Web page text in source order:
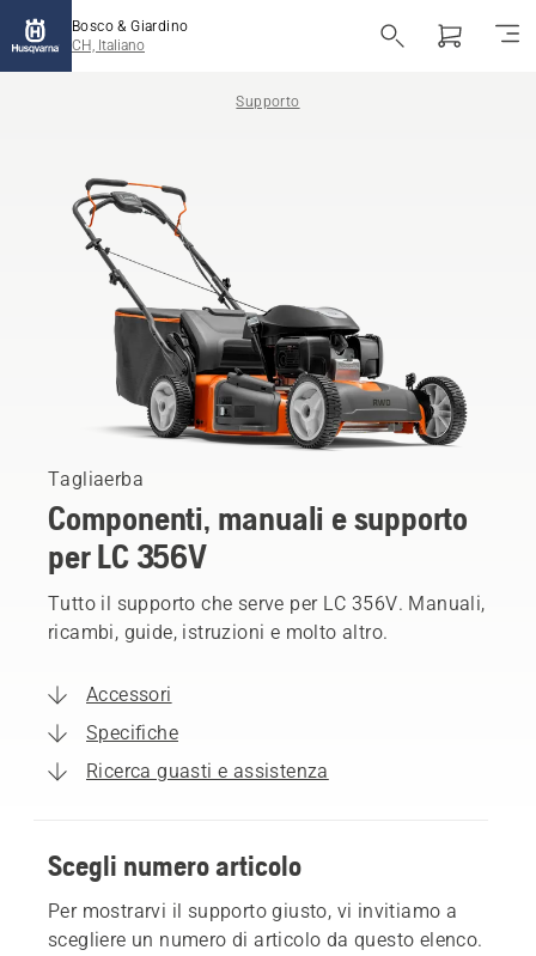
Bosco & Giardino
CH, Italiano
Supporto
Tagliaerba
Componenti, manuali e supporto
per LC 356V
Tutto il supporto che serve per LC 356V. Manuali,
ricambi, guide, istruzioni e molto altro.
Accessori
Specifiche
Ricerca guasti e assistenza
Scegli numero articolo
Per mostrarvi il supporto giusto, vi invitiamo a
scegliere un numero di articolo da questo elenco.